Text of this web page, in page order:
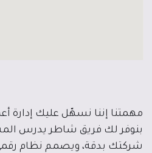
مهمتنا إننا نسهّل عليك إدارة
بنوفر لك فريق شاطر يدرس
شركتك بدقة، ويصمم نظام